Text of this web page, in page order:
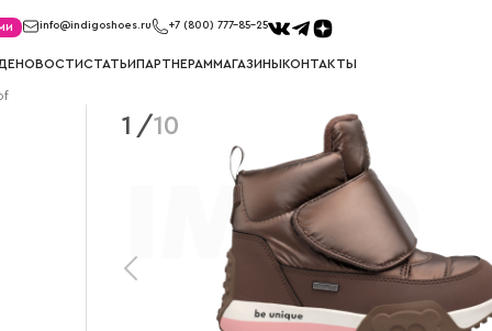
info@indigoshoes.ru +7 (800) 777-85-25
НОВОСТИСТАТЬИПАРТНЕРАММАГАЗИНЫКОНТАКТЫ
САНДАЛИИ
Сандалии для мальчиков
Сандалии для девочек
Мембрана для мальчиков
Мембрана для девочек
Угги для
Угги для
1 /10